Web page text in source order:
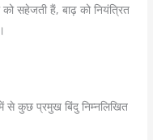
को सहेजती हैं, बाढ़ को नियंत्रित
से कुछ प्रमुख बिंदु निम्नलिखित